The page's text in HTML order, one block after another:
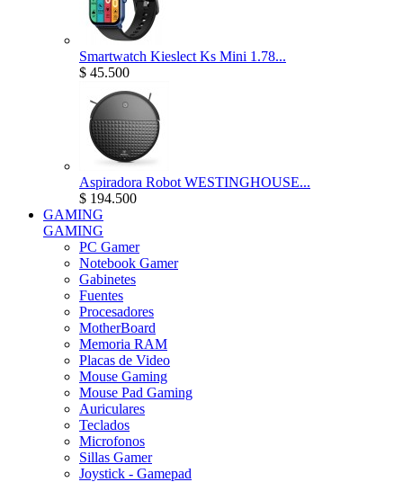
Smartwatch Kieslect Ks Mini 1.78...
$ 45.500
Aspiradora Robot WESTINGHOUSE...
$ 194.500
GAMING
GAMING
PC Gamer
Notebook Gamer
Gabinetes
Fuentes
Procesadores
MotherBoard
Memoria RAM
Placas de Video
Mouse Gaming
Mouse Pad Gaming
Auriculares
Teclados
Microfonos
Sillas Gamer
Joystick - Gamepad